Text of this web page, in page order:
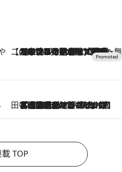
【CREA×星野リゾート】唯一無二。癒しと発見が待つ場所へ
2026.8.7
【トンボの足水浴】ヒノキの香りに包まれて涼感マックス！約13℃の湧水かけ流しを避暑地「星野温泉 トンボの湯」で体験
田中稲の勝手に再ブーム
2026.8.7
「湘南乃風に憧れて」観客大盛上がりの“タオル回し”に、ラッパー顔負けの高速歌唱まで…さだまさし（74）のアグレッシブすぎる現在地
TOP